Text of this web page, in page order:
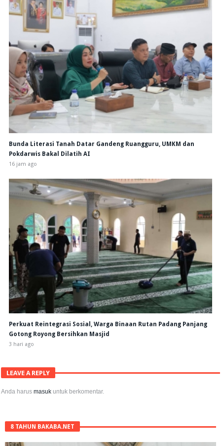
Bunda Literasi Tanah Datar Gandeng Ruangguru, UMKM dan
Pokdarwis Bakal Dilatih AI
16 jam ago
Perkuat Reintegrasi Sosial, Warga Binaan Rutan Padang Panjang
Gotong Royong Bersihkan Masjid
3 hari ago
LEAVE A REPLY
Anda harusmasuk untuk berkomentar.
8 TAHUN BAKABA.NET